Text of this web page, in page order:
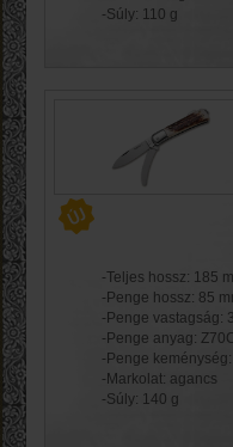
-Súly: 110 g
-Teljes hossz: 185
-Penge hossz: 85
-Penge vastagság:
-Penge anyag:
-Penge
-Markolat: agancs
-Súly: 140 g